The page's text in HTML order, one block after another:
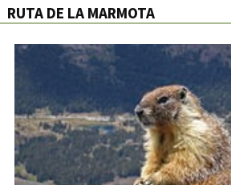
RUTA DE LA MARMOTA